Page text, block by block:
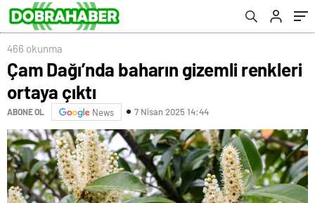
466 okunma
Çam Dağı’nda baharın gizemli renkleri
ortaya çıktı
ABONE OL News 7 Nisan 2025 14:44